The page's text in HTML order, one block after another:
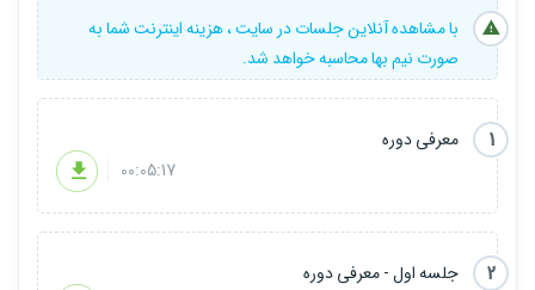
با مشاهده آنلاین جلسات در سایت ، هزینه اینترنت شما به
صورت نیم بها محاسبه خواهد شد.
1
معرفی دوره
00:05:17
2
جلسه اول - معرفی دوره